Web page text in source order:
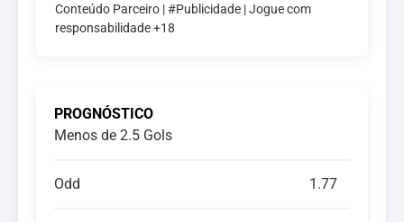
Conteúdo Parceiro | #Publicidade | Jogue com
responsabilidade +18
PROGNÓSTICO
Menos de 2.5 Gols
Odd 1.77